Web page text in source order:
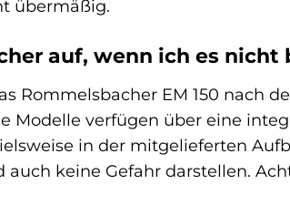
übermäßig.
auf, wenn ich es nicht
Rommelsbacher EM 150 nach
Modelle verfügen über eine
in der mitgelieferten
keine Gefahr darstellen.